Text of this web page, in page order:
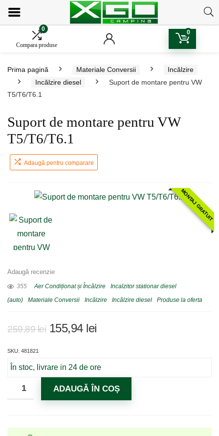
0
Compara produse
0
Prima pagină Materiale Conversii
Incălzire
Incălzire diesel
Suport de montare pentru VW
T5/T6/T6.1
Suport de montare pentru VW
T5/T6/T6.1
Adaugă pentru comparare
MONTAJ GRATUIT
Adaugă recenzie
355 Aer Condiționat și Încălzire
Incalzitor stationar diesel
(auto)
Materiale Conversii Incălzire Incălzire diesel Produse la oferta
259,89lei Prețul
fost:
259,89 lei.
155,94 leiPrețul
155,94 lei.
SKU: 481821
În stoc, livrare in 24 de ore
ADAUGĂ ÎN COȘ